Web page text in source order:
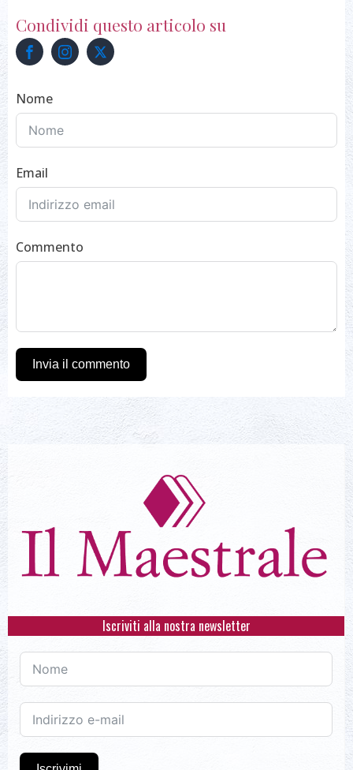
Condividi questo articolo su
Nome
Email
Commento
Invia il commento
Iscriviti alla nostra newsletter